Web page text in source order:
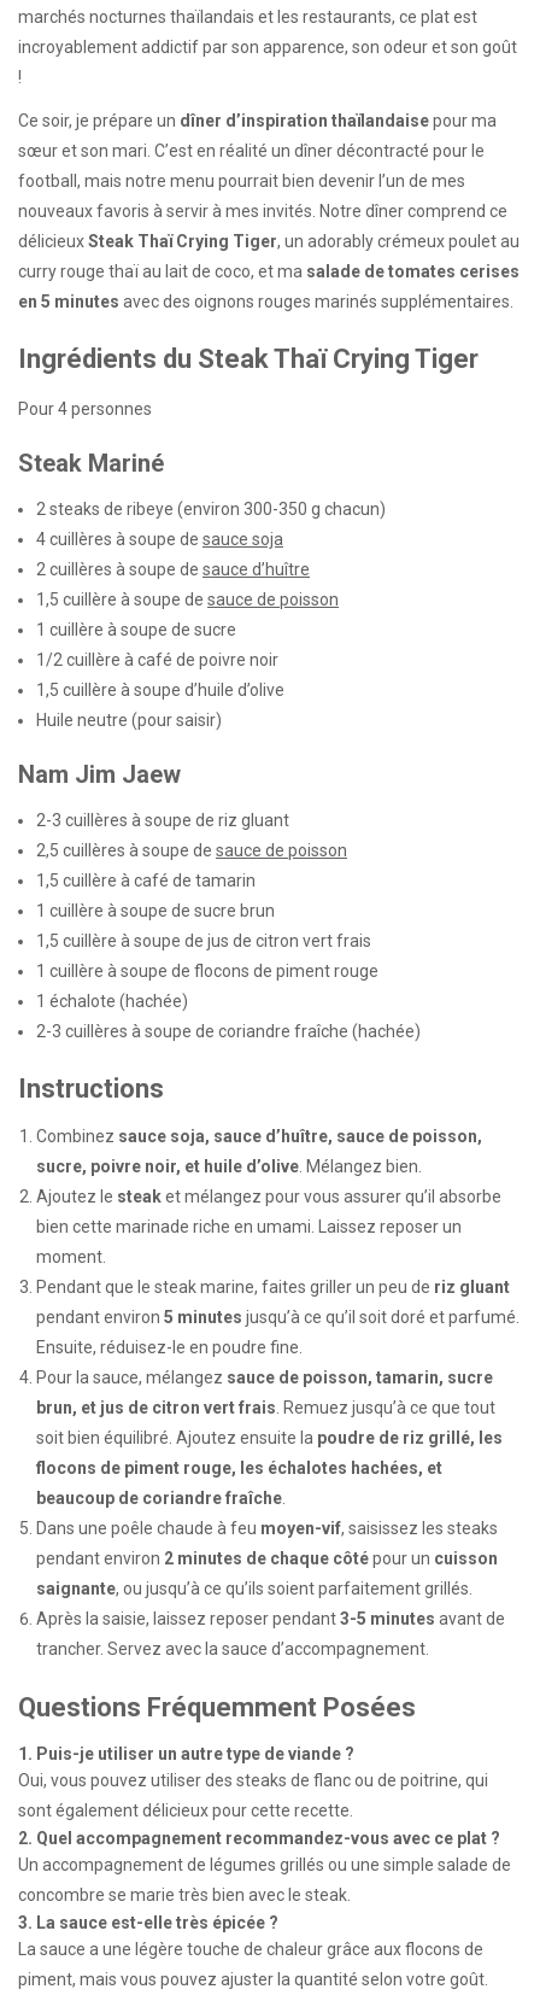
marchés nocturnes thaïlandais et les restaurants, ce plat est
incroyablement addictif par son apparence, son odeur et son goût
!
Ce soir, je prépare un dîner d’inspiration thaïlandaisepour ma
sœur et son mari. C’est en réalité un dîner décontracté pour le
football, mais notre menu pourrait bien devenir l’un de mes
nouveaux favoris à servir à mes invités. Notre dîner comprend ce
délicieuxSteak Thaï Crying Tiger, un adorably crémeux poulet au
curry rouge thaï au lait de coco, et ma salade de tomates cerises
en 5 minutes avec des oignons rouges marinés supplémentaires.
Ingrédients du Steak Thaï Crying Tiger
Pour 4 personnes
Steak Mariné
2 steaks de ribeye (environ 300-350 g chacun)
4 cuillères à soupe de sauce soja
2 cuillères à soupe de sauce d’huître
1,5 cuillère à soupe de sauce de poisson
1 cuillère à soupe de sucre
1/2 cuillère à café de poivre noir
1,5 cuillère à soupe d’huile d’olive
Huile neutre (pour saisir)
Nam Jim Jaew
2-3 cuillères à soupe de riz gluant
2,5 cuillères à soupe de sauce de poisson
1,5 cuillère à café de tamarin
1 cuillère à soupe de sucre brun
1,5 cuillère à soupe de jus de citron vert frais
1 cuillère à soupe de flocons de piment rouge
1 échalote (hachée)
2-3 cuillères à soupe de coriandre fraîche (hachée)
Instructions
Combinez sauce soja, sauce d’huître, sauce de poisson,
sucre, poivre noir, et huile d’olive . Mélangez bien.
Ajoutez le steaket mélangez pour vous assurer qu’il absorbe
bien cette marinade riche en umami. Laissez reposer un
moment.
Pendant que le steak marine, faites griller un peu de riz gluant
pendant environ 5 minutes jusqu’à ce qu’il soit doré et parfumé.
Ensuite, réduisez-le en poudre fine.
Pour la sauce, mélangez sauce de poisson, tamarin, sucre
brun, et jus de citron vert frais . Remuez jusqu’à ce que tout
soit bien équilibré. Ajoutez ensuite la poudre de riz grillé, les
flocons de piment rouge, les échalotes hachées, et
beaucoup de coriandre fraîche
Dans une poêle chaude à feu moyen-vif, saisissez les steaks
pendant environ 2 minutes de chaque côtépour un cuisson
saignante, ou jusqu’à ce qu’ils soient parfaitement grillés.
Après la saisie, laissez reposer pendant3-5 minutes avant de
trancher. Servez avec la sauce d’accompagnement.
Questions Fréquemment Posées
1. Puis-je utiliser un autre type de viande ?
Oui, vous pouvez utiliser des steaks de flanc ou de poitrine, qui
sont également délicieux pour cette recette.
2. Quel accompagnement recommandez-vous avec ce plat ?
Un accompagnement de légumes grillés ou une simple salade de
concombre se marie très bien avec le steak.
3. La sauce est-elle très épicée ?
La sauce a une légère touche de chaleur grâce aux flocons de
piment, mais vous pouvez ajuster la quantité selon votre goût.